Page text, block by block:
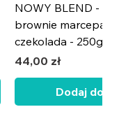
NOWY BLEND -
brownie marcepan
czekolada - 250g -
Cena
44,00 zł
Dodaj do